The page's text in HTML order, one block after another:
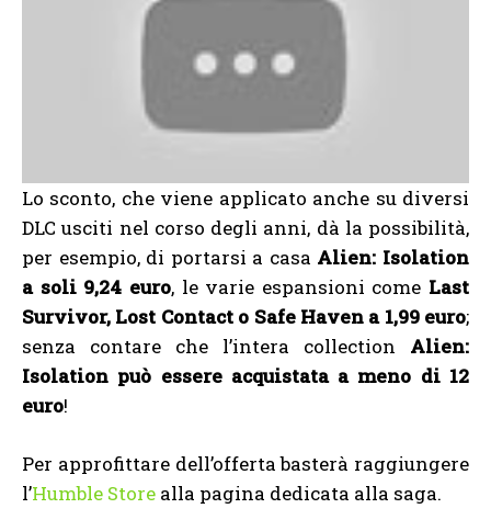
Lo sconto, che viene applicato anche su diversi
DLC usciti nel corso degli anni, dà la possibilità,
per esempio, di portarsi a casa Alien: Isolation
a soli 9,24 euro, le varie espansioni come Last
Survivor, Lost Contact o Safe Haven a 1,99 euro;
senza contare che l’intera collection Alien:
Isolation può essere acquistata a meno di 12
euro!
Per approfittare dell’offerta basterà raggiungere
l’Humble Store alla pagina dedicata alla saga.